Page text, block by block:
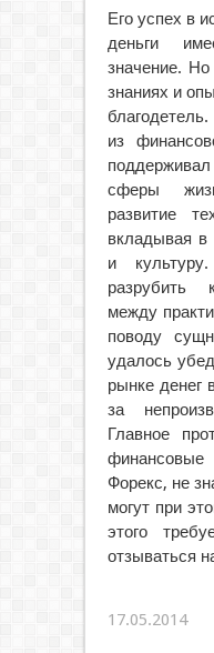
Его успех в
деньги
значение.
знаниях и
из
сферы
развитие
вкладывая в
и
разрубить
между
поводу
удалось
рынке денег
за
Главное
Форекс, не
могут при
этого
отзываться
17.05.2014